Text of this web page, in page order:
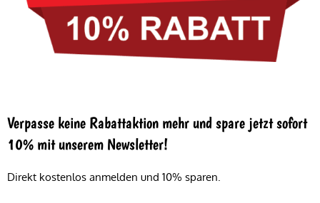
Verpasse keine Rabattaktion mehr und spare jetzt sofort
10% mit unserem Newsletter!
Direkt kostenlos anmelden und 10% sparen.